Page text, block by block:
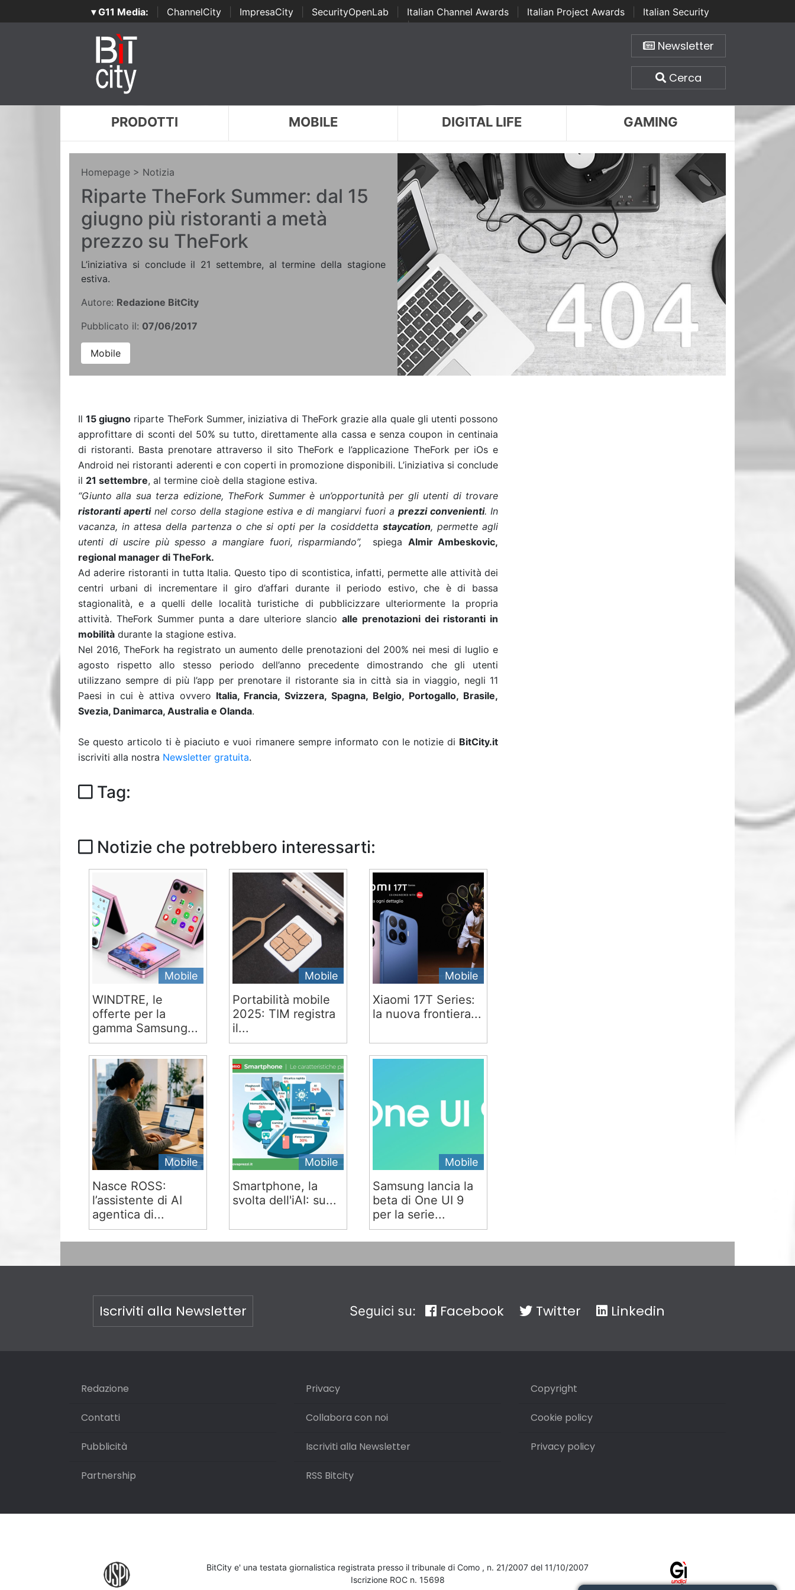
▾ G11 Media: ChannelCity ImpresaCity SecurityOpenLab Italian Channel Awards Italian Project Awards
Italian Security
Awards | ...
Newsletter
Cerca
PRODOTTI MOBILE DIGITAL LIFE GAMING
Homepage > Notizia
Riparte TheFork Summer: dal 15
giugno più ristoranti a metà
prezzo su TheFork
L’iniziativa si conclude il 21 settembre, al termine della stagione
estiva.
Autore: Redazione BitCity
Pubblicato il: 07/06/2017
Mobile
Il15 giugno riparte TheFork Summer, iniziativa di TheFork grazie alla quale gli utenti possono
approfittare di sconti del 50% su tutto, direttamente alla cassa e senza coupon in centinaia
di ristoranti. Basta prenotare attraverso il sito TheFork e l’applicazione TheFork per iOs e
Android nei ristoranti aderenti e con coperti in promozione disponibili. L’iniziativa si conclude
il 21 settembre, al termine cioè della stagione estiva.
“Giunto alla sua terza edizione, TheFork Summer è un’opportunità per gli utenti di trovare
ristoranti apertinel corso della stagione estiva e di mangiarvi fuori a prezzi convenienti. In
vacanza, in attesa della partenza o che si opti per la cosiddetta staycation, permette agli
utenti di uscire più spesso a mangiare fuori, risparmiando”, spiega Almir Ambeskovic,
regional manager di TheFork.
Ad aderire ristoranti in tutta Italia. Questo tipo di scontistica, infatti, permette alle attività dei
centri urbani di incrementare il giro d’affari durante il periodo estivo, che è di bassa
stagionalità, e a quelli delle località turistiche di pubblicizzare ulteriormente la propria
attività. TheFork Summer punta a dare ulteriore slancio alle prenotazioni dei ristoranti in
mobilità durante la stagione estiva.
Nel 2016, TheFork ha registrato un aumento delle prenotazioni del 200% nei mesi di luglio e
agosto rispetto allo stesso periodo dell’anno precedente dimostrando che gli utenti
utilizzano sempre di più l’app per prenotare il ristorante sia in città sia in viaggio, negli 11
Paesi in cui è attiva ovvero Italia, Francia, Svizzera, Spagna, Belgio, Portogallo, Brasile,
Svezia, Danimarca, Australia e Olanda.
Se questo articolo ti è piaciuto e vuoi rimanere sempre informato con le notizie di BitCity.it
iscriviti alla nostra Newsletter gratuita.
Tag:
Notizie che potrebbero interessarti:
Mobile
WINDTRE, le
offerte per la
gamma Samsung...
Mobile
Portabilità mobile
2025: TIM registra
il...
Mobile
Xiaomi 17T Series:
la nuova frontiera...
Mobile
Nasce ROSS:
l’assistente di AI
agentica di...
Mobile
Smartphone, la
svolta dell'iAI: su...
Mobile
Samsung lancia la
beta di One UI 9
per la serie...
Iscriviti alla Newsletter Seguici su: Facebook Twitter Linkedin
Redazione
Contatti
Pubblicità
Partnership
Privacy
Collabora con noi
Iscriviti alla Newsletter
RSS Bitcity
Copyright
Cookie policy
Privacy policy
BitCity e' una testata giornalistica registrata presso il tribunale di Como , n. 21/2007 del 11/10/2007
Iscrizione ROC n. 15698